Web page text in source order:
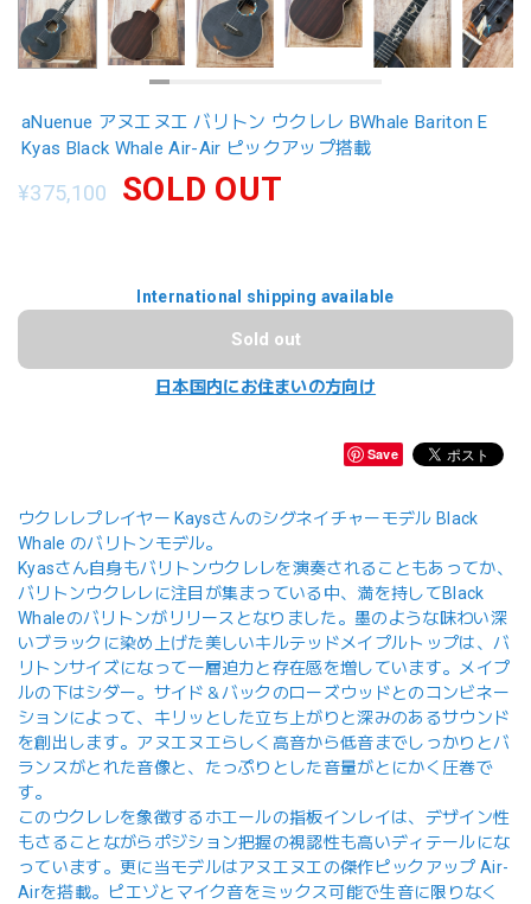
aNuenue アヌエヌエ バリトン ウクレレ BWhale Bariton E
Kyas Black Whale Air-Air ピックアップ搭載
¥375,100 SOLD OUT
International shipping available
Sold out
日本国内にお住まいの方向け
Save
ウクレレプレイヤー Kaysさんのシグネイチャーモデル Black
Whale のバリトンモデル。
Kyasさん自身もバリトンウクレレを演奏されることもあってか、
バリトンウクレレに注目が集まっている中、満を持してBlack
Whaleのバリトンがリリースとなりました。墨のような味わい深
いブラックに染め上げた美しいキルテッドメイプルトップは、バ
リトンサイズになって一層迫力と存在感を増しています。メイプ
ルの下はシダー。サイド＆バックのローズウッドとのコンビネー
ションによって、キリッとした立ち上がりと深みのあるサウンド
を創出します。アヌエヌエらしく高音から低音までしっかりとバ
ランスがとれた音像と、たっぷりとした音量がとにかく圧巻で
す。
このウクレレを象徴するホエールの指板インレイは、デザイン性
もさることながらポジション把握の視認性も高いディテールにな
っています。更に当モデルはアヌエヌエの傑作ピックアップ Air-
Airを搭載。ピエゾとマイク音をミックス可能で生音に限りなく